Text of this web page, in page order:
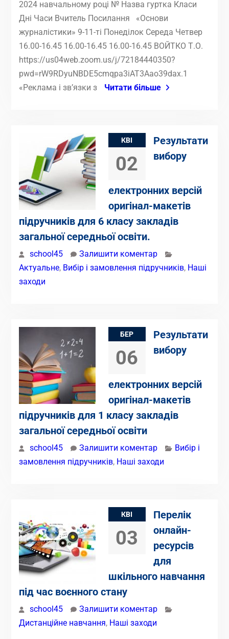
2024 навчальному році № Назва гуртка Класи
Дні Часи Вчитель Посилання «Основи
журналістики» 9-11-ті Понеділок Середа Четвер
16.00-16.45 16.00-16.45 16.00-16.45 ВОЙТКО Т.О.
https://us04web.zoom.us/j/72184440350?
pwd=rW9RDyuNBDE5cmqpa3iAT3Aao39dax.1
«Реклама і зв’язки з
Читати більше
КВІ
02
Результати
вибору
електронних версій
оригінал-макетів
підручників для 6 класу закладів
загальної середньої освіти.
school45
Залишити коментар
Актуальне, Вибір і замовлення підручників, Наші
заходи
БЕР
06
Результати
вибору
електронних версій
оригінал-макетів
підручників для 1 класу закладів
загальної середньої освіти
school45 Залишити коментар
Вибір і
замовлення підручників, Наші заходи
КВІ
03
Перелік
онлайн-
ресурсів
для
шкільного навчання
під час воєнного стану
school45
Залишити коментар
Дистанційне навчання, Наші заходи